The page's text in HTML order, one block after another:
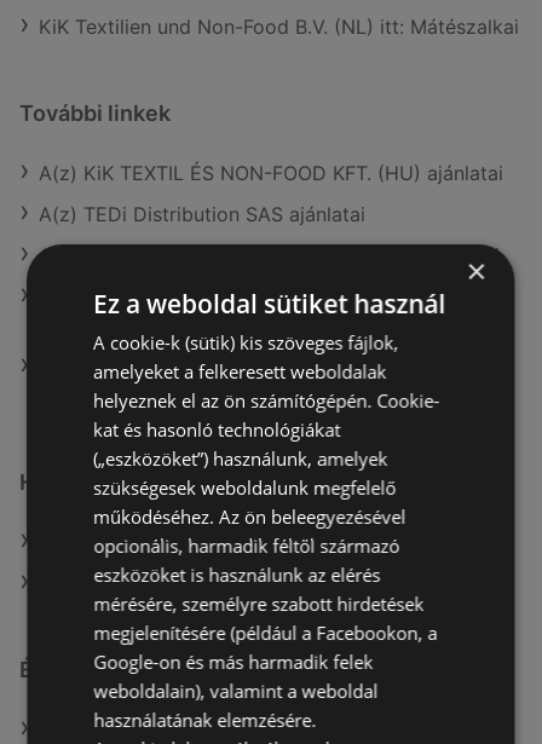
KiK Textilien und Non-Food B.V. (NL) itt: Mátészalkai
További linkek
A(z) KiK TEXTIL ÉS NON-FOOD KFT. (HU) ajánlatai
A(z) TEDi Distribution SAS ajánlatai
A(z) TEDi Distribution SAS aktuális akciós újságjai
A(z) KiK TEXTIL ÉS NON-FOOD KFT. (HU) aktuális
A(z) KiK Textilien und Non-Food B.V. (NL) üzletei itt:
Sopron-Fertődi
Hasonló kiskereskedők
A(z) KiK TEXTIL ÉS NON-FOOD KFT. (HU) ajánlatai
A(z) TEDi Distribution SAS ajánlatai
Érdeklődésre számot tartó elemek itt:
A(z) Tesco üzletei itt: Békéscsaba
×
Ez a weboldal sütiket használ
A cookie-k (sütik) kis szöveges fájlok,
amelyeket a felkeresett weboldalak
helyeznek el az ön számítógépén. Cookie-
kat és hasonló technológiákat
(„eszközöket”) használunk, amelyek
szükségesek weboldalunk megfelelő
működéséhez. Az ön beleegyezésével
opcionális, harmadik féltől származó
eszközöket is használunk az elérés
mérésére, személyre szabott hirdetések
megjelenítésére (például a Facebookon, a
Google-on és más harmadik felek
weboldalain), valamint a weboldal
használatának elemzésére.